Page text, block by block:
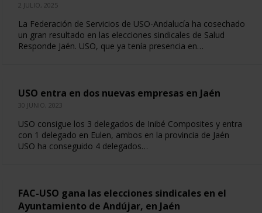
2 JULIO, 2025
La Federación de Servicios de USO-Andalucía ha cosechado
un gran resultado en las elecciones sindicales de Salud
Responde Jaén. USO, que ya tenía presencia en…
USO entra en dos nuevas empresas en Jaén
30 JUNIO, 2023
USO consigue los 3 delegados de Inibé Composites y entra
con 1 delegado en Eulen, ambos en la provincia de Jaén
USO ha conseguido 4 delegados…
FAC-USO gana las elecciones sindicales en el
Ayuntamiento de Andújar, en Jaén